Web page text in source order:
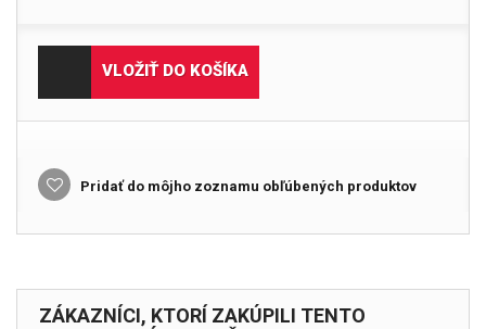
VLOŽIŤ DO KOŠÍKA
Pridať do môjho zoznamu obľúbených produktov
ZÁKAZNÍCI, KTORÍ ZAKÚPILI TENTO